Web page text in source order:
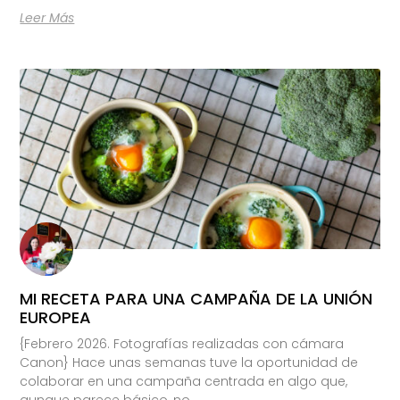
Leer Más
MI RECETA PARA UNA CAMPAÑA DE LA UNIÓN
EUROPEA
{Febrero 2026. Fotografías realizadas con cámara
Canon} Hace unas semanas tuve la oportunidad de
colaborar en una campaña centrada en algo que,